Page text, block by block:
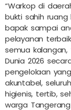
“Warkop di
bukti sahih
bapak sampai
pelayanan
semua
Dunia 2026
pengelolaan
akuntabel,
higienis, tertib,
warga